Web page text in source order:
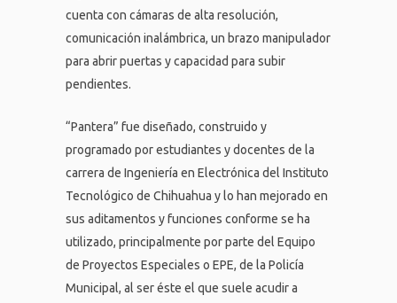
cuenta con cámaras de alta resolución,
comunicación inalámbrica, un brazo manipulador
para abrir puertas y capacidad para subir
pendientes.
“Pantera” fue diseñado, construido y
programado por estudiantes y docentes de la
carrera de Ingeniería en Electrónica del Instituto
Tecnológico de Chihuahua y lo han mejorado en
sus aditamentos y funciones conforme se ha
utilizado, principalmente por parte del Equipo
de Proyectos Especiales o EPE, de la Policía
Municipal, al ser éste el que suele acudir a